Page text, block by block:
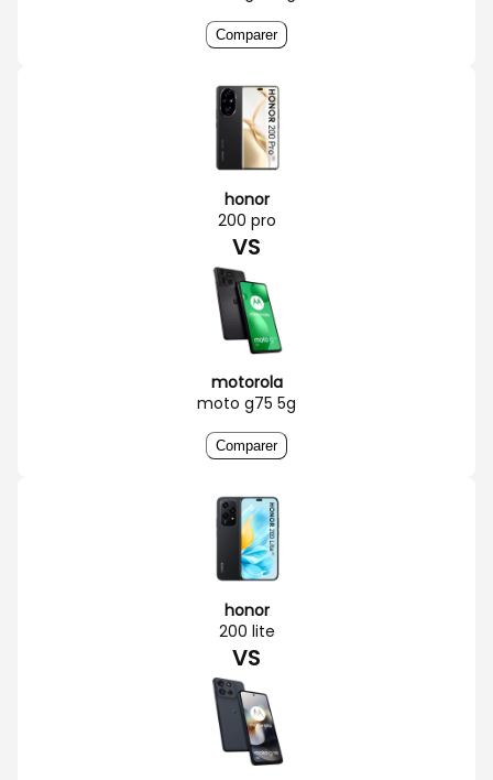
Comparer
honor
200 pro
VS
motorola
moto g75 5g
Comparer
honor
200 lite
VS